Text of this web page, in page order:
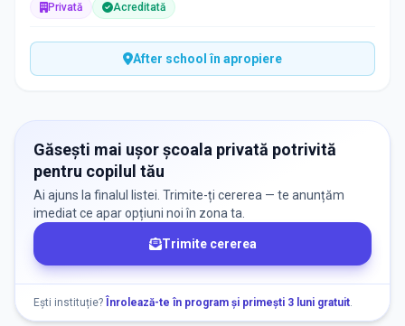
Privată Acreditată
After school în apropiere
Găsești mai ușor școala privată potrivită
pentru copilul tău
Ai ajuns la finalul listei. Trimite-ți cererea — te anunțăm
imediat ce apar opțiuni noi în zona ta.
Trimite cererea
Ești instituție? Înrolează-te în program și primești 3 luni gratuit.